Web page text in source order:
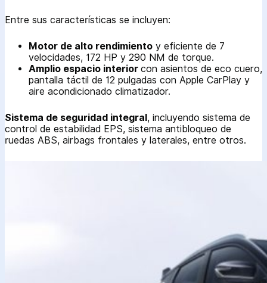
Entre sus características se incluyen:
Motor de alto rendimiento y eficiente de 7
velocidades, 172 HP y 290 NM de torque.
Amplio espacio interior con asientos de eco cuero,
pantalla táctil de 12 pulgadas con Apple CarPlay y
aire acondicionado climatizador.
Sistema de seguridad integral, incluyendo sistema de
control de estabilidad EPS, sistema antibloqueo de
ruedas ABS, airbags frontales y laterales, entre otros.